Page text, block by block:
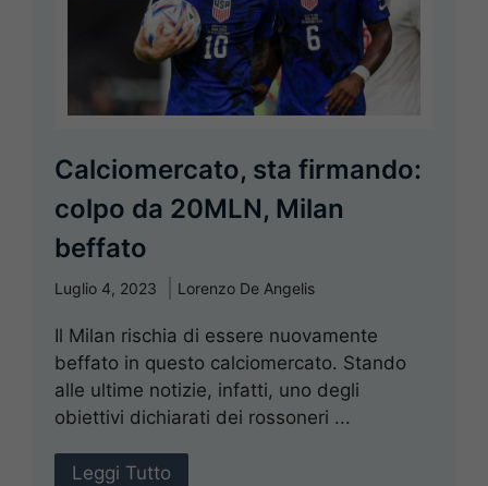
Calciomercato, sta firmando:
colpo da 20MLN, Milan
beffato
Luglio 4, 2023 Lorenzo De Angelis
Il Milan rischia di essere nuovamente
beffato in questo calciomercato. Stando
alle ultime notizie, infatti, uno degli
obiettivi dichiarati dei rossoneri ...
Leggi Tutto